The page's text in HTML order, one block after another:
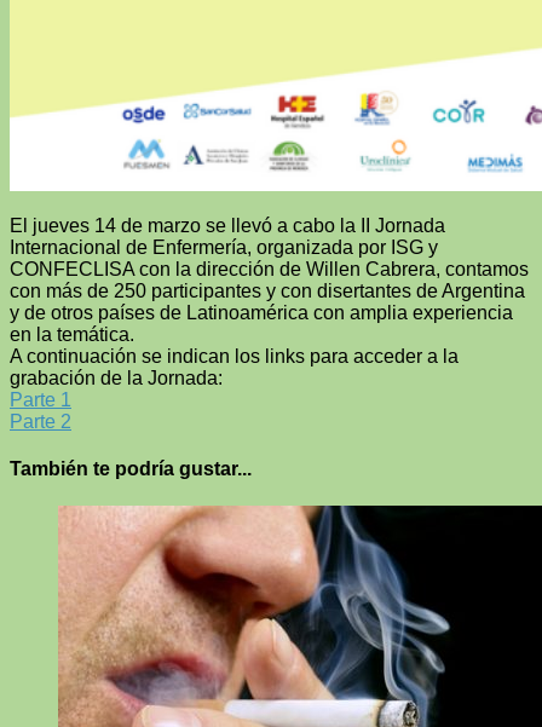
El jueves 14 de marzo se llevó a cabo la II Jornada
Internacional de Enfermería, organizada por ISG y
CONFECLISA con la dirección de Willen Cabrera, contamos
con más de 250 participantes y con disertantes de Argentina
y de otros países de Latinoamérica con amplia experiencia
en la temática.
A continuación se indican los links para acceder a la
grabación de la Jornada:
Parte 1
Parte 2
También te podría gustar...